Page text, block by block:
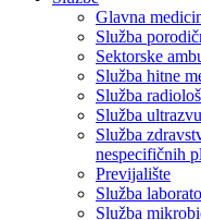
Glavna
Služba
Sektorske
Služba hitne
Služba
Služba
Služba
nespecifičnih
Previjalište
Služba
Služba